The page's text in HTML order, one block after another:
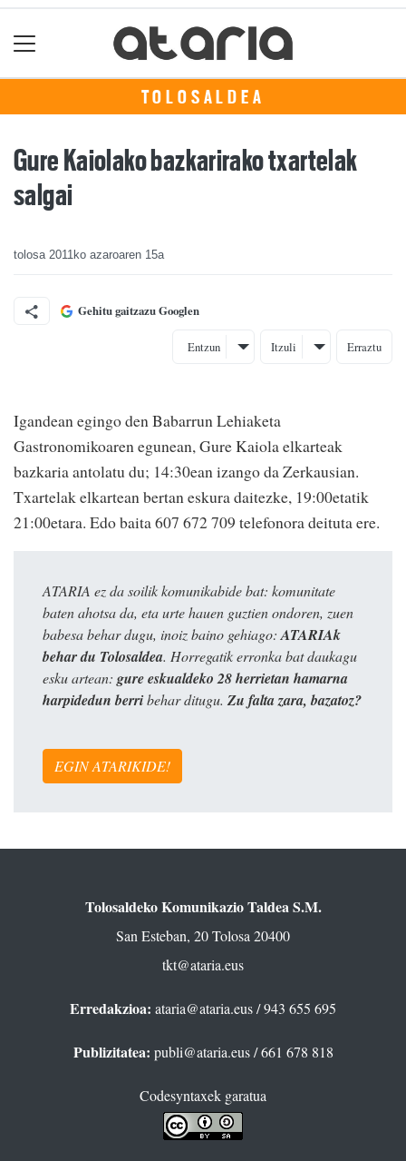
TOLOSALDEA
Gure Kaiolako bazkarirako txartelak
salgai
tolosa 2011ko azaroaren 15a
Gehitu gaitzazu Googlen
Entzun Itzuli Erraztu
Igandean egingo den Babarrun Lehiaketa
Gastronomikoaren egunean, Gure Kaiola elkarteak
bazkaria antolatu du; 14:30ean izango da Zerkausian.
Txartelak elkartean bertan eskura daitezke, 19:00etatik
21:00etara. Edo baita 607 672 709 telefonora deituta ere.
ATARIA ez da soilik komunikabide bat: komunitate
baten ahotsa da, eta urte hauen guztien ondoren, zuen
babesa behar dugu, inoiz baino gehiago: ATARIAk
behar du Tolosaldea. Horregatik erronka bat daukagu
esku artean: gure eskualdeko 28 herrietan hamarna
harpidedun berribehar ditugu. Zu falta zara, bazatoz?
EGIN ATARIKIDE!
Tolosaldeko Komunikazio Taldea S.M.
San Esteban, 20 Tolosa 20400
tkt@ataria.eus
Erredakzioa: ataria@ataria.eus/ 943 655 695
Publizitatea: publi@ataria.eus/ 661 678 818
Codesyntaxek garatua